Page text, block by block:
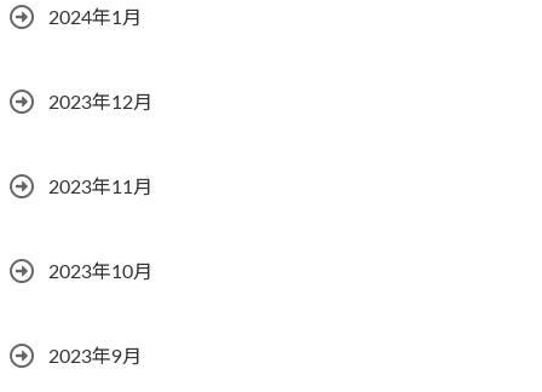
2024年1月
2023年12月
2023年11月
2023年10月
2023年9月